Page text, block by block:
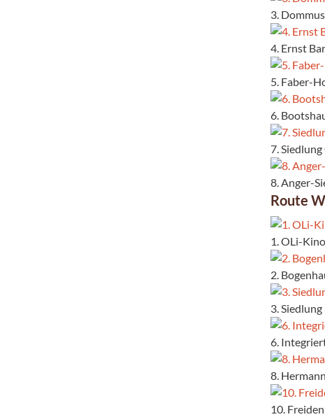
3.
4. Ernst
5. Faber-
6.
7.
8. Anger-
Route
1. OLi-
2.
3.
6.
8.
10.